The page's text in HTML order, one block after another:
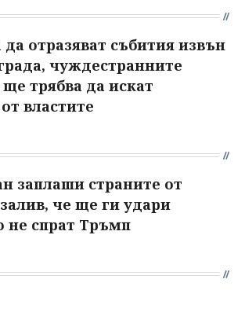
да отразяват събития извън
чуждестранните
трябва да искат
властите
заплаши страните от
че ще ги удари
не спрат Тръмп